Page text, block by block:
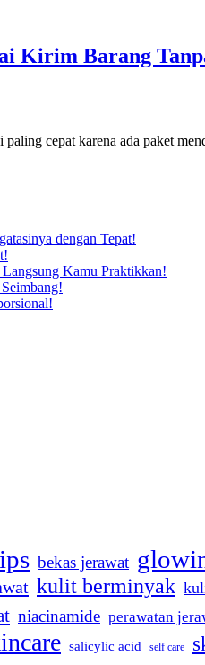
Kirim Barang
cepat karena ada paket
dengan Tepat!
Kamu Praktikkan!
bekas jerawat
kulit berminyak
niacinamide perawatan
salicylic acid self care